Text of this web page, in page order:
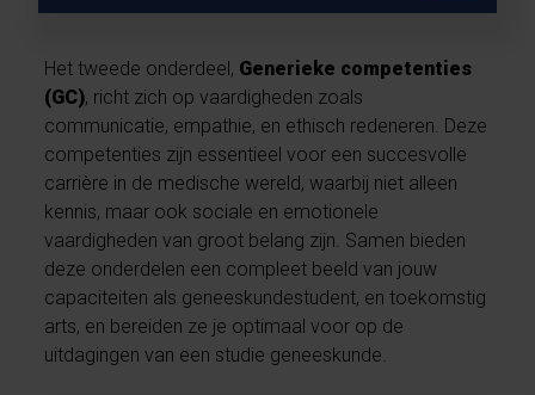
Het tweede onderdeel, Generieke competenties
(GC), richt zich op vaardigheden zoals
communicatie, empathie, en ethisch redeneren. Deze
competenties zijn essentieel voor een succesvolle
carrière in de medische wereld, waarbij niet alleen
kennis, maar ook sociale en emotionele
vaardigheden van groot belang zijn. Samen bieden
deze onderdelen een compleet beeld van jouw
capaciteiten als geneeskundestudent, en toekomstig
arts, en bereiden ze je optimaal voor op de
uitdagingen van een studie geneeskunde.